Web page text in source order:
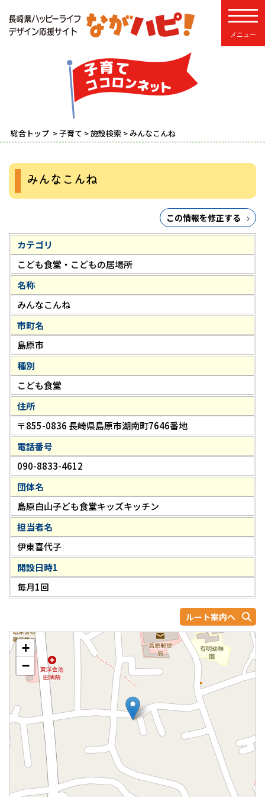
総合トップ >子育て >施設検索 > みんなこんね
みんなこんね
この情報を修正する
カテゴリ
こども食堂・こどもの居場所
名称
みんなこんね
市町名
島原市
種別
こども食堂
住所
〒855-0836 長崎県島原市湖南町7646番地
電話番号
090-8833-4612
団体名
島原白山子ども食堂キッズキッチン
担当者名
伊東喜代子
開設日時1
毎月1回
ルート案内へ
+
−